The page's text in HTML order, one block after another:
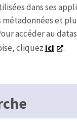
dans ses
métadonnées et
accéder au
cliquez ici .